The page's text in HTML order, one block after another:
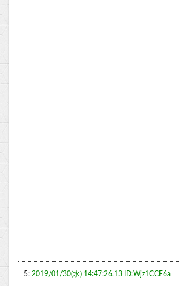
5: 2019/01/30(水) 14:47:26.13 ID:Wjz1CCF6a